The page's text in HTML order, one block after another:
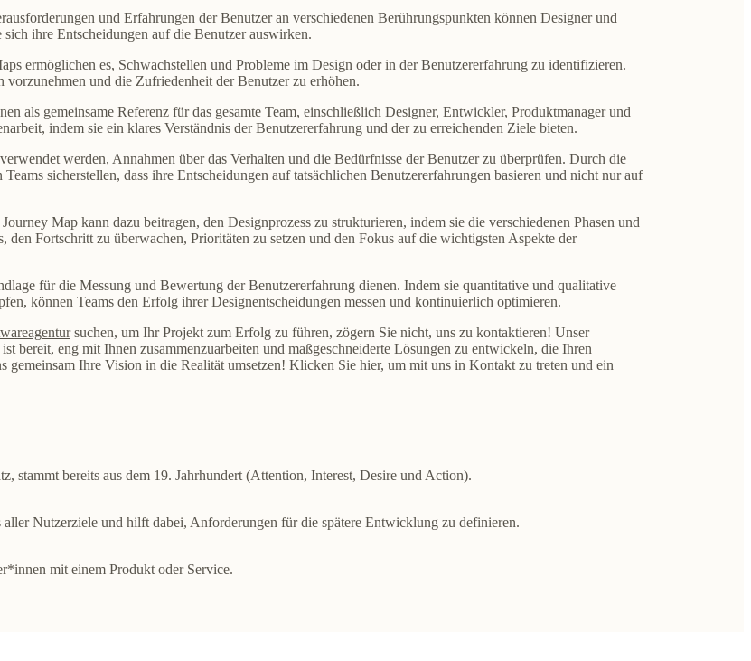
und Erfahrungen der Benutzer an verschiedenen Berührungspunkten können Designer und
ihre Entscheidungen auf die Benutzer auswirken.
ermöglichen es, Schwachstellen und Probleme im Design oder in der Benutzererfahrung zu identifizieren.
und die Zufriedenheit der Benutzer zu erhöhen.
als gemeinsame Referenz für das gesamte Team, einschließlich Designer, Entwickler, Produktmanager und
indem sie ein klares Verständnis der Benutzererfahrung und der zu erreichenden Ziele bieten.
werden, Annahmen über das Verhalten und die Bedürfnisse der Benutzer zu überprüfen. Durch die
sicherstellen, dass ihre Entscheidungen auf tatsächlichen Benutzererfahrungen basieren und nicht nur auf
Map kann dazu beitragen, den Designprozess zu strukturieren, indem sie die verschiedenen Phasen und
Fortschritt zu überwachen, Prioritäten zu setzen und den Fokus auf die wichtigsten Aspekte der
für die Messung und Bewertung der Benutzererfahrung dienen. Indem sie quantitative und qualitative
können Teams den Erfolg ihrer Designentscheidungen messen und kontinuierlich optimieren.
suchen, um Ihr Projekt zum Erfolg zu führen, zögern Sie nicht, uns zu kontaktieren! Unser
bereit, eng mit Ihnen zusammenzuarbeiten und maßgeschneiderte Lösungen zu entwickeln, die Ihren
gemeinsam Ihre Vision in die Realität umsetzen! Klicken Sie hier, um mit uns in Kontakt zu treten und ein
stammt bereits aus dem 19. Jahrhundert (Attention, Interest, Desire und Action).
Nutzerziele und hilft dabei, Anforderungen für die spätere Entwicklung zu definieren.
mit einem Produkt oder Service.